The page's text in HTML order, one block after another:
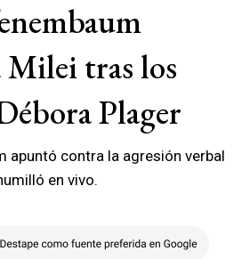
Milei tras los
Plager
apuntó contra la agresión verbal
en vivo.